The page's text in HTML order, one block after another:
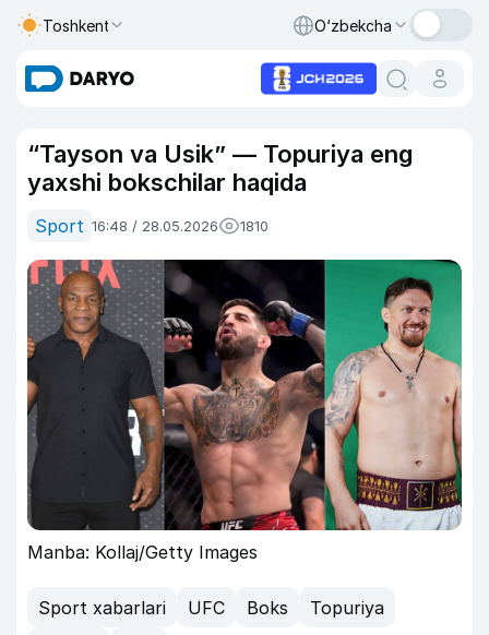
Toshkent O‘zbekcha
“Tayson va Usik” — Topuriya eng
yaxshi bokschilar haqida
Sport 16:48 / 28.05.2026 1810
Manba: Kollaj/Getty Images
Sport xabarlari UFC Boks
Topuriya